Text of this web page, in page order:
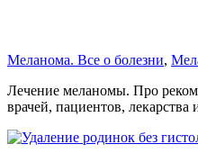
Меланома. Все о болезни,
Лечение меланомы. Про
врачей, пациентов, лекарства